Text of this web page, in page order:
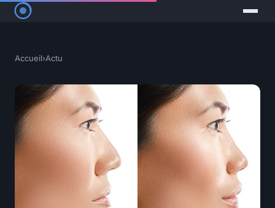
Accueil›Actu